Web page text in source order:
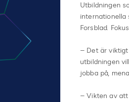
Utbildningen
internationella
Forsblad.
– Det är
utbildningen
jobba på,
– Vikten av